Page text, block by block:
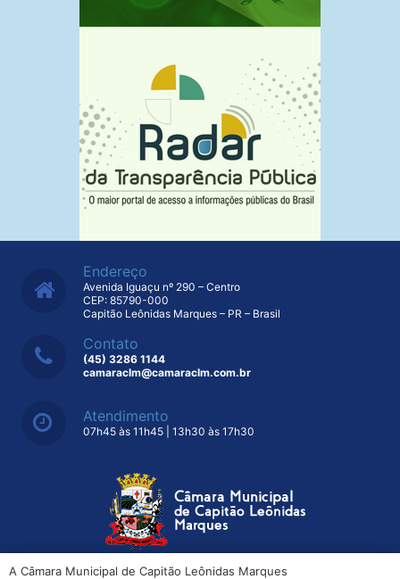
Endereço
Avenida Iguaçu nº 290 – Centro
CEP: 85790-000
Capitão Leônidas Marques – PR – Brasil
Contato
(45) 3286 1144
camaraclm@camaraclm.com.br
Atendimento
07h45 às 11h45 | 13h30 às 17h30
A Câmara Municipal de Capitão Leônidas Marques